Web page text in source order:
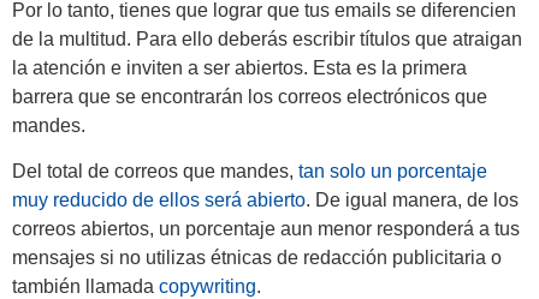
Por lo tanto, tienes que lograr que tus emails se diferencien
de la multitud. Para ello deberás escribir títulos que atraigan
la atención e inviten a ser abiertos. Esta es la primera
barrera que se encontrarán los correos electrónicos que
mandes.
Del total de correos que mandes, tan solo un porcentaje
muy reducido de ellos será abierto. De igual manera, de los
correos abiertos, un porcentaje aun menor responderá a tus
mensajes si no utilizas étnicas de redacción publicitaria o
también llamada copywriting.